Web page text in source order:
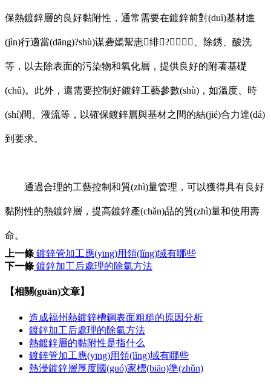
保熱鍍鋅層的良好黏附性，通常需要在鍍鋅前對(duì)基材進
(jìn)行適當(dāng)?shù)谋砻嫣幚恚绯?、除銹、酸洗
等，以去除表面的污染物和氧化層，提供良好的附著基礎
(chǔ)。此外，還需要控制好鍍鋅工藝參數(shù)，如溫度、時
(shí)間、液流等，以確保鍍鋅層與基材之間的結(jié)合力達(dá)
到要求。
通過合理的工藝控制和質(zhì)量管理，可以獲得具有良好
黏附性的熱鍍鋅層，提高鍍鋅產(chǎn)品的質(zhì)量和使用壽
命。
上一條 鍍鋅管加工應(yīng)用領(lǐng)域有哪些
下一條 鍍鋅加工后處理的除氫方法
【相關(guān)文章】
造成福州熱鍍鋅槽鋼表面粗糙的原因分析
鍍鋅加工后處理的除氫方法
熱鍍鋅層的黏附性是指什么
鍍鋅管加工應(yīng)用領(lǐng)域有哪些
熱浸鍍鋅層厚度國(guó)家標(biāo)準(zhǔn)